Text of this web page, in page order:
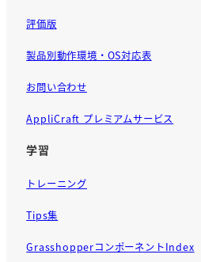
評価版
製品別動作環境・OS対応表
お問い合わせ
AppliCraft プレミアムサービス
学習
トレーニング
Tips集
GrasshopperコンポーネントIndex